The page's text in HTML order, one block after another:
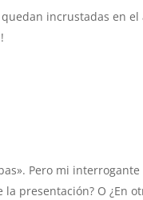
incrustadas en
Pero mi interrogante
la presentación? O ¿En